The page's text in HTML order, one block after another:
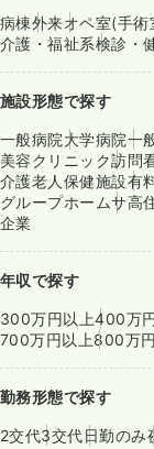
病棟外来オペ室(手術
介護・福祉系検診・
施設形態で探す
一般病院大学病院一
美容クリニック訪問
介護老人保健施設有
グループホームサ高
企業
年収で探す
300万円以上400万
700万円以上800万
勤務形態で探す
2交代3交代日勤のみ